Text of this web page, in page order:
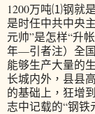
1200万吨⑴钢就
是时任中共中央
元帅”是怎样“升
年—引者注）全
能够生产大量的
长城内外，县县
的基础上，狂增
志中记载的“钢铁